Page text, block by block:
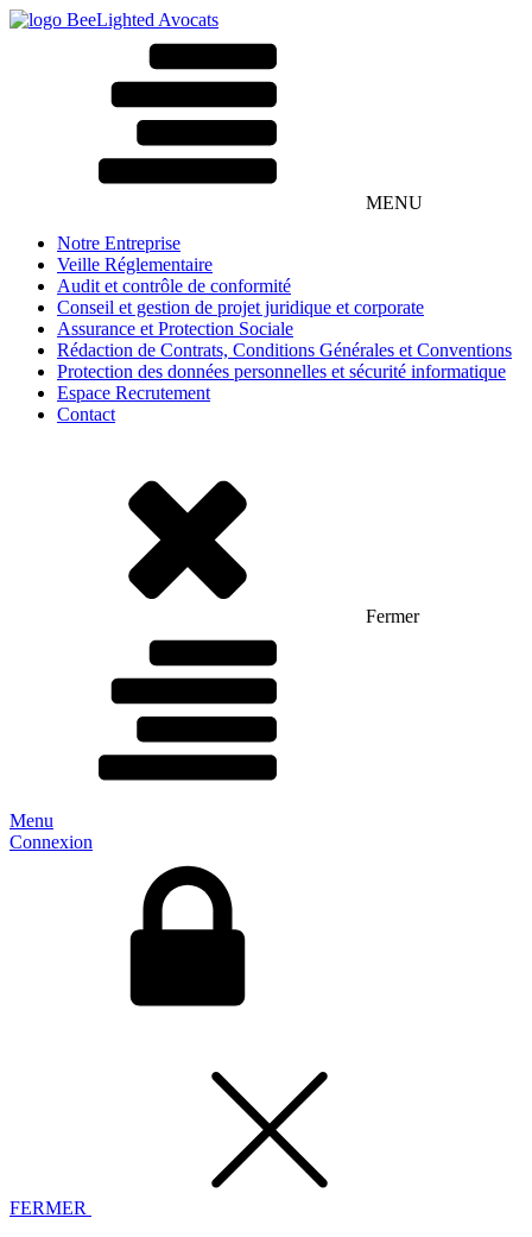
MENU
Notre Entreprise
Veille Réglementaire
Audit et contrôle de conformité
Conseil et gestion de projet juridique et corporate
Assurance et Protection Sociale
Rédaction de Contrats, Conditions Générales et Conventions
Protection des données personnelles et sécurité informatique
Espace Recrutement
Contact
Fermer
Menu
Connexion
FERMER